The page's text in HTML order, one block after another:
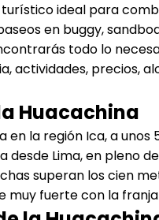
ideal para
en buggy,
todo lo
actividades, precios,
Huacachina
en la región Ica, a
Lima, en pleno
superan los cien
fuerte con la